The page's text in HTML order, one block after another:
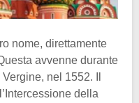
nome, direttamente
avvenne durante
nel 1552. Il
della